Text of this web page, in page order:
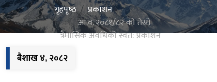
गृहपृष्‍ठ
प्रकाशन
आ.व. २०८१/८२ को तेस्रो
त्रैमासिक अवधिको स्वत: प्रकाशन
बैशाख ४, २०८२